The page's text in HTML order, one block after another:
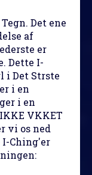
Det ene
af
er
Dette I-
i Det Strste
i en
i en
VKKET
vi os ned
I-Ching'er